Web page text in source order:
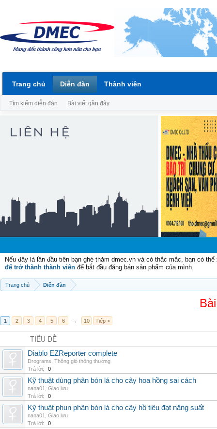
Nếu đây là lần đầu tiên bạn ghé thăm dmec.vn và có thắc mắc, bạn có
để trở thành thành viên để bắt đầu đăng bán sản phẩm của mình.
Trang chủ Diễn đàn
1 2 3 4 5 6 → 10 Tiếp >
TIÊU ĐỀ
Diablo EZReporter complete
Drograms Thông gió thông thường
Trả lời:
0
Kỹ thuật dùng phân bón lá cho cây hoa hồng sai cách
nana01
Giao lưu
Trả lời:
0
Kỹ thuật phun phân bón lá cho cây hồ tiêu đạt năng suất
nana01
Giao lưu
Trả lời:
0
Trang chủ Diễn đàn
Tìm kiếm diễn đàn Bài viết gần đây
Thành viên